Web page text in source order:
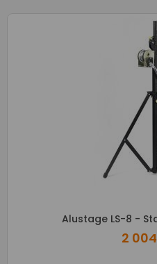
Alustage LS-8 -
2